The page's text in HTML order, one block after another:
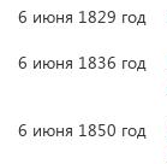
6 июня 1829 год
6 июня 1836 год
6 июня 1850 год